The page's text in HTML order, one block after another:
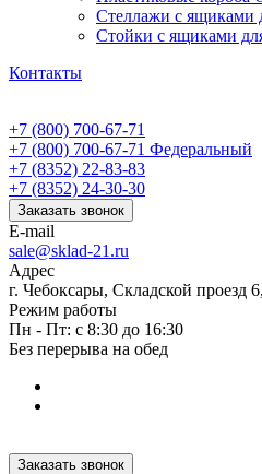
Стеллажи с ящиками
Стойки с ящиками
Контакты
+7 (800) 700-67-71
+7 (800) 700-67-71 Федеральный
+7 (8352) 22-83-83
+7 (8352) 24-30-30
Заказать звонок
E-mail
sale@sklad-21.ru
Адрес
г. Чебоксары, Складской проезд
Режим работы
Пн - Пт: с 8:30 до 16:30
Без перерыва на обед
Заказать звонок